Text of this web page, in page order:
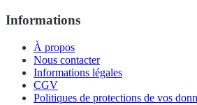
Informations
À propos
Nous contacter
Informations légales
CGV
Politiques de protections de vos